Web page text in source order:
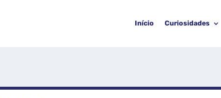
Início Curiosidades